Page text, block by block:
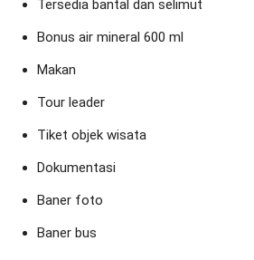
Tersedia bantal dan selimut
Bonus air mineral 600 ml
Makan
Tour leader
Tiket objek wisata
Dokumentasi
Baner foto
Baner bus